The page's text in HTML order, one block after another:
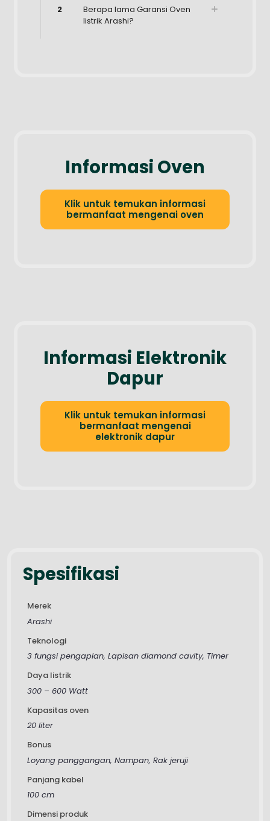
2
Berapa lama Garansi Oven
listrik Arashi?
Informasi Oven
Klik untuk temukan informasi
bermanfaat mengenai oven
Informasi Elektronik
Dapur
Klik untuk temukan informasi
bermanfaat mengenai
elektronik dapur
Spesifikasi
Merek
Arashi
Teknologi
3 fungsi pengapian, Lapisan diamond cavity, Timer
Daya listrik
300 – 600 Watt
Kapasitas oven
20 liter
Bonus
Loyang panggangan, Nampan, Rak jeruji
Panjang kabel
100 cm
Dimensi produk